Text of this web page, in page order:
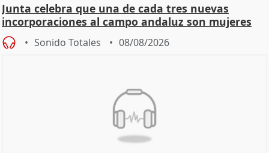
Junta celebra que una de cada tres nuevas
incorporaciones al campo andaluz son mujeres
jóvenes
Sonido Totales 08/08/2026